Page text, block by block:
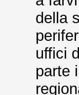
della
uffici
parte